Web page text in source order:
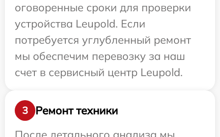
оговоренные сроки для проверки
устройства Leupold. Если
потребуется углубленный ремонт
мы обеспечим перевозку за наш
счет в сервисный центр Leupold.
3
Ремонт техники